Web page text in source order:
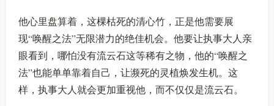
他心里盘算着，这棵枯死的清心竹，正是他需要展
现“唤醒之法”无限潜力的绝佳机会。他要让执事大人亲
眼看到，哪怕没有流云石这等稀有之物，他的“唤醒之
法”也能单单靠着自己，让濒死的灵植焕发生机。这
样，执事大人就会更加重视他，而不仅仅是流云石。